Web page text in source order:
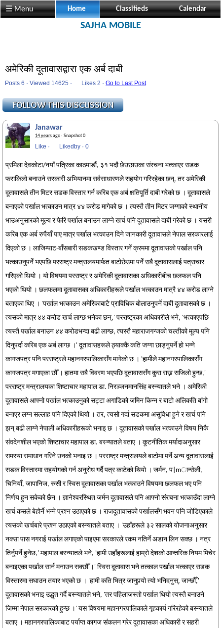
☰ Menu Home Classifieds Calendar
SAJHA MOBILE
अमेरिकी दूतावासद्वारा एक अर्ब दाबी
Posts 6 · Viewed 14625 · Likes 2 · Go to Last Post
Janawar
14 years ago· Snapshot 0
Like · Likedby · 0
प्रमिला देवकोटा/नयाँ पत्रिका काठमाडौं, ३१ भदौ छेउछाउका संरचना भत्काएर सडक
फराकिलो बनाउने सरकारी अभियानमा सर्वसाधारणले सहयोग गरिरहेका छन्, तर अमेरिकी
दूतावासले तीन मिटर सडक विस्तार गर्न करिब एक अर्ब क्षतिपूर्ति दाबी गरेको छ । दूतावासले
बनाएको पर्खाल भत्काउन मात्र ४४ करोड मागेको छ । त्यस्तै तीन मिटर जग्गाको स्थानीय
भाउअनुसारको मूल्य र फेरि पर्खाल बनाउन लाग्ने खर्च पनि दूतावासले दाबी गरेको छ । यसरी
करिब एक अर्ब रुपैयाँ पाए मात्र पर्खाल भत्काउन दिने जानकारी दूतावासले नेपाल सरकारलाई
दिएको छ । लाजिम्पाट-बाँसबारी सडकखण्ड विस्तार गर्ने क्रममा दूतावासको पर्खाल पनि
भत्काउनुपर्ने भएपछि परराष्ट्र मन्त्रालयमार्फत बाटोछेउमा पर्ने सबै दूतावासलाई पत्राचार
गरिएको थियो । यो विषयमा परराष्ट्र र अमेरिकी दूतावासका अधिकारीबीच छलफल पनि
भएको थियो । छलफलमा दूतावासका अधिकारीहरूले पर्खाल भत्काउन मात्रै ४४ करोड लाग्ने
बताएका थिए । 'पर्खाल भत्काउन अमेरिकाबाटै प्राविधिक बोलाउनुपर्ने दाबी दूतावासको छ ।
त्यसको मात्र ४४ करोड खर्च लाग्छ भनेका छन्,' परराष्ट्रका अधिकारीले भने, 'भत्काएपछि
त्यस्तै पर्खाल बनाउन ४४ करोडभन्दा बढी लाग्छ, त्यस्तै महाराजगन्जको चल्तीको मूल्य पनि
दिनुपर्दा करिब एक अर्ब लाग्छ ।' दूतावासहरूले ठ्याक्कै कति जग्गा छाड्नुपर्ने हो भन्ने
कागजपत्र पनि परराष्ट्रले महानगरपालिकासँग मागेको छ । 'हामीले महानगरपालिकासँग
कागजपत्र मगाएका छौँ । हातमा सबै विवरण भएपछि दूतावाससँग कुरा राख्न सजिलो हुन्छ,'
परराष्ट्र मन्त्रालयका शिष्टाचार महापाल डा. निरञ्जनमानसिंह बस्न्यातले भने । अमेरिकी
दूतावासले आफ्नो पर्खाल भत्काउनुको सट्टा अगाडिको जमिन किन्न र बाटो अलिकति बांगो
बनाएर लग्न सल्लाह पनि दिएको थियो । तर, त्यसो गर्दा सडकमा असुविधा हुने र खर्च पनि
झन् बढी लाग्ने नेपाली अधिकारीहरूको भनाइ छ । दूतावासको पर्खाल भत्काउने विषय निकै
संवदेनशील भएको शिष्टाचार महापाल डा. बस्न्यातले बताए । कूटनीतिक मर्यादाअनुसार
समस्या समाधान गरिने उनको भनाइ छ । परराष्ट्र मन्त्रालयले बाटोमा पर्ने अन्य दूतावासलाई
सडक विस्तारमा सहयोगको गर्न अनुरोध गर्दै पत्र काटेको थियो । जर्मन, प|mान्सेली,
चिनियाँ, जापानिज, रुसी र स्विस दूतावासका पर्खाल भत्काउने विषयमा छलफल भए पनि
निर्णय हुन सकेको छैन । ज्ञानेश्वरस्थित जर्मन दूतावासले पनि आफ्नो संरचना भत्काउँदा लाग्ने
खर्च कसले बेहोर्ने भन्ने प्रश्न उठाएको छ । राजदूतावासको पर्खालसँग भवन पनि जोडिएकाले
त्यसको खर्चबारे प्रश्न उठाएको बस्न्यातले बताए । 'उहाँहरूले ३२ सालको योजनाअनुसार
नक्सा पास नगराई पर्खाल लगाएको पाइएमा सरकारले रकम नतिर्ने अडान लिन सक्छ । नत्र
तिर्नुपर्ने हुनेछ,' महापाल बस्न्यातले भने, 'हामी उहाँहरूलाई हाम्रो देशको आन्तरिक नियम मिचेर
बनाइएका पर्खाल सार्न मनाउन सक्छौँ ।' स्विस दूतावास भने तत्काल पर्खाल भत्काएर सडक
विस्तारमा सघाउन तयार भएको छ । 'हामी कति भित्र जानुपर्‍यो त्यो भनिदनुस्, जान्छौँ,'
दूतावासको भनाइ उद्धृत गर्दै बस्न्यातले भने, 'तर पहिलाजस्तो पर्खाल थियो त्यस्तै बनाउने
जिम्मा नेपाल सरकारको हुन्छ ।' यस विषयमा महानगरपालिकाले गृहकार्य गरिरहेको बस्न्यातले
बताए । महानगरपालिकाबाट पर्याप्त कागज संकलन गरेर दूतावासका अधिकारी र सहरी